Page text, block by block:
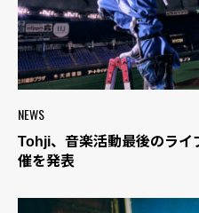
NEWS
Tohji、音楽活動最後のライ
催を発表